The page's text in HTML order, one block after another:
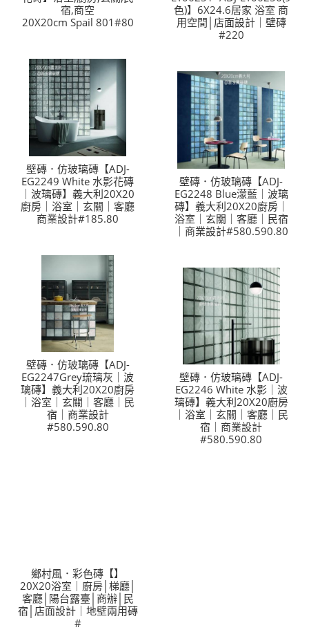
宿,商空
20X20cm Spail 801#80
色)】6X24.6居家 浴室 商
用空間│店面設計｜壁磚
#220
壁磚．仿玻璃磚【ADJ-
EG2249 White 水影花磚
｜波璃磚】義大利20X20
廚房｜浴室｜玄關｜客廳
商業設計#185.80
壁磚．仿玻璃磚【ADJ-
EG2248 Blue濛藍｜波璃
磚】義大利20X20廚房｜
浴室｜玄關｜客廳｜民宿
｜商業設計#580.590.80
壁磚．仿玻璃磚【ADJ-
EG2247Grey琉璃灰｜波
璃磚】義大利20X20廚房
｜浴室｜玄關｜客廳｜民
宿｜商業設計
#580.590.80
壁磚．仿玻璃磚【ADJ-
EG2246 White 水影｜波
璃磚】義大利20X20廚房
｜浴室｜玄關｜客廳｜民
宿｜商業設計
#580.590.80
鄉村風．彩色磚【】
20X20浴室｜廚房│梯廳│
客廳│陽台露臺│商辦│民
宿│店面設計｜地壁兩用磚
#